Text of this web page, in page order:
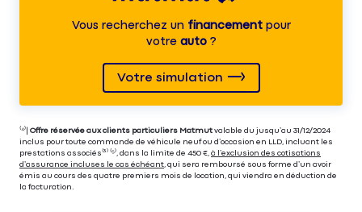
Vous recherchez unfinancementpour
votre auto?
Votre simulation
⁽⁴⁾| Offre réservée aux clients particuliers Matmut valable du jusqu’au 31/12/2024
inclus pour toute commande de véhicule neuf ou d’occasion en LLD, incluant les
prestations associés⁽³⁾ ⁽⁵⁾, dans la limite de 450 €, à l’exclusion des cotisations
d’assurance incluses le cas échéant , qui sera remboursé sous forme d’un avoir
émis au cours des quatre premiers mois de location, qui viendra en déduction de
la facturation.